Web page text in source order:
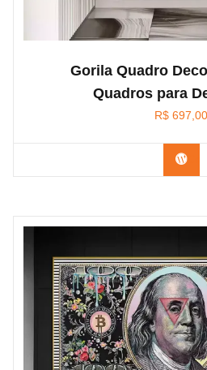
Gorila Quadro
Quadros para
R$ 697,00